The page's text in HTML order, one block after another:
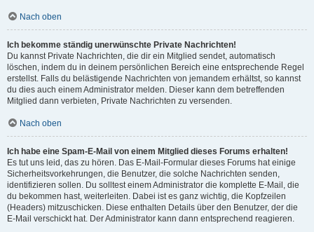
Nach oben
Ich bekomme ständig unerwünschte Private Nachrichten!
Du kannst Private Nachrichten, die dir ein Mitglied sendet, automatisch
löschen, indem du in deinem persönlichen Bereich eine entsprechende Regel
erstellst. Falls du belästigende Nachrichten von jemandem erhältst, so kannst
du dies auch einem Administrator melden. Dieser kann dem betreffenden
Mitglied dann verbieten, Private Nachrichten zu versenden.
Nach oben
Ich habe eine Spam-E-Mail von einem Mitglied dieses Forums erhalten!
Es tut uns leid, das zu hören. Das E-Mail-Formular dieses Forums hat einige
Sicherheitsvorkehrungen, die Benutzer, die solche Nachrichten senden,
identifizieren sollen. Du solltest einem Administrator die komplette E-Mail, die
du bekommen hast, weiterleiten. Dabei ist es ganz wichtig, die Kopfzeilen
(Headers) mitzuschicken. Diese enthalten Details über den Benutzer, der die
E-Mail verschickt hat. Der Administrator kann dann entsprechend reagieren.